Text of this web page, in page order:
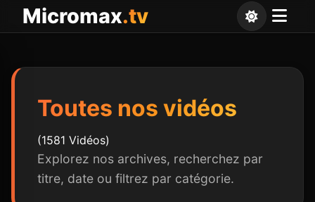
Micromax.tv
Toutes nos vidéos
(1581 Vidéos)
Explorez nos archives, recherchez par
titre, date ou filtrez par catégorie.
Panneau de gestion des cookies